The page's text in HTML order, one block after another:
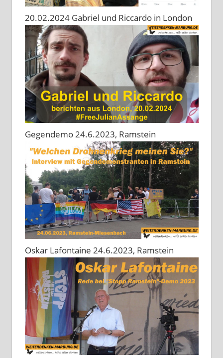
20.02.2024 Gabriel und Riccardo in London
Gegendemo 24.6.2023, Ramstein
Oskar Lafontaine 24.6.2023, Ramstein